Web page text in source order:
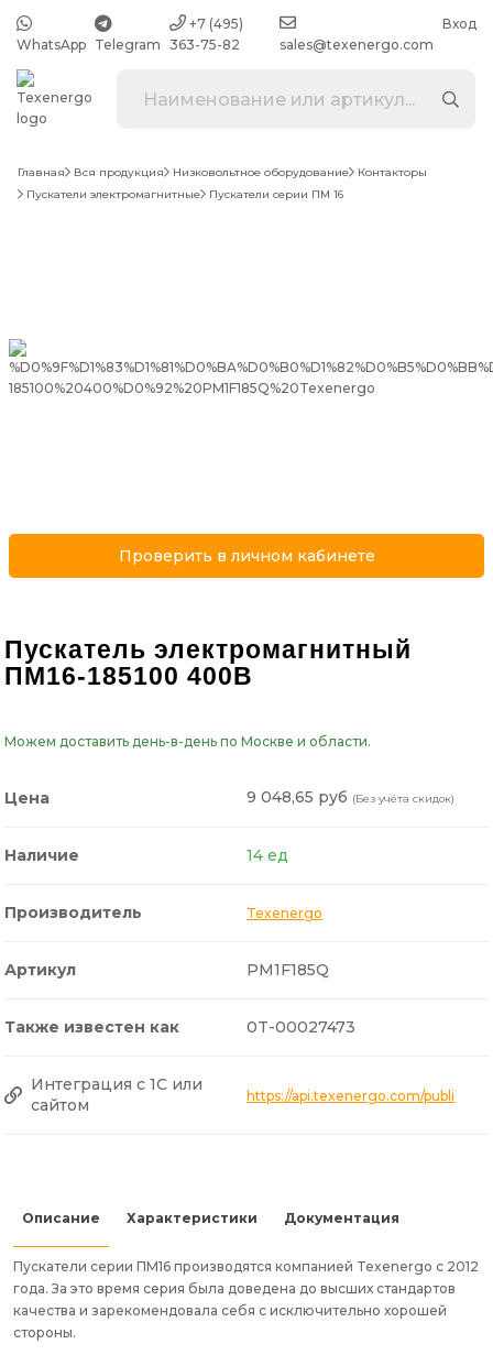
WhatsApp Telegram
+7 (495)
363-75-82
sales@texenergo.com
Вход
Главная Вся продукция Низковольтное оборудование
Контакторы
Пускатели электромагнитные
Пускатели серии ПМ 16
Проверить в личном кабинете
Пускатель электромагнитный
ПМ16-185100 400В
Можем доставить день-в-день по Москве и области.
Цена 9 048,65 руб (Без учёта скидок)
Наличие 14 ед
Производитель Texenergo
Артикул PM1F185Q
Также известен как 0T-00027473
Интеграция с 1С или
сайтом
https://api.texenergo.com/public/
Описание Характеристики Документация
Пускатели серии ПМ16 производятся компанией Texenergo c 2012
года. За это время серия была доведена до высших стандартов
качества и зарекомендовала себя с исключительно хорошей
стороны.